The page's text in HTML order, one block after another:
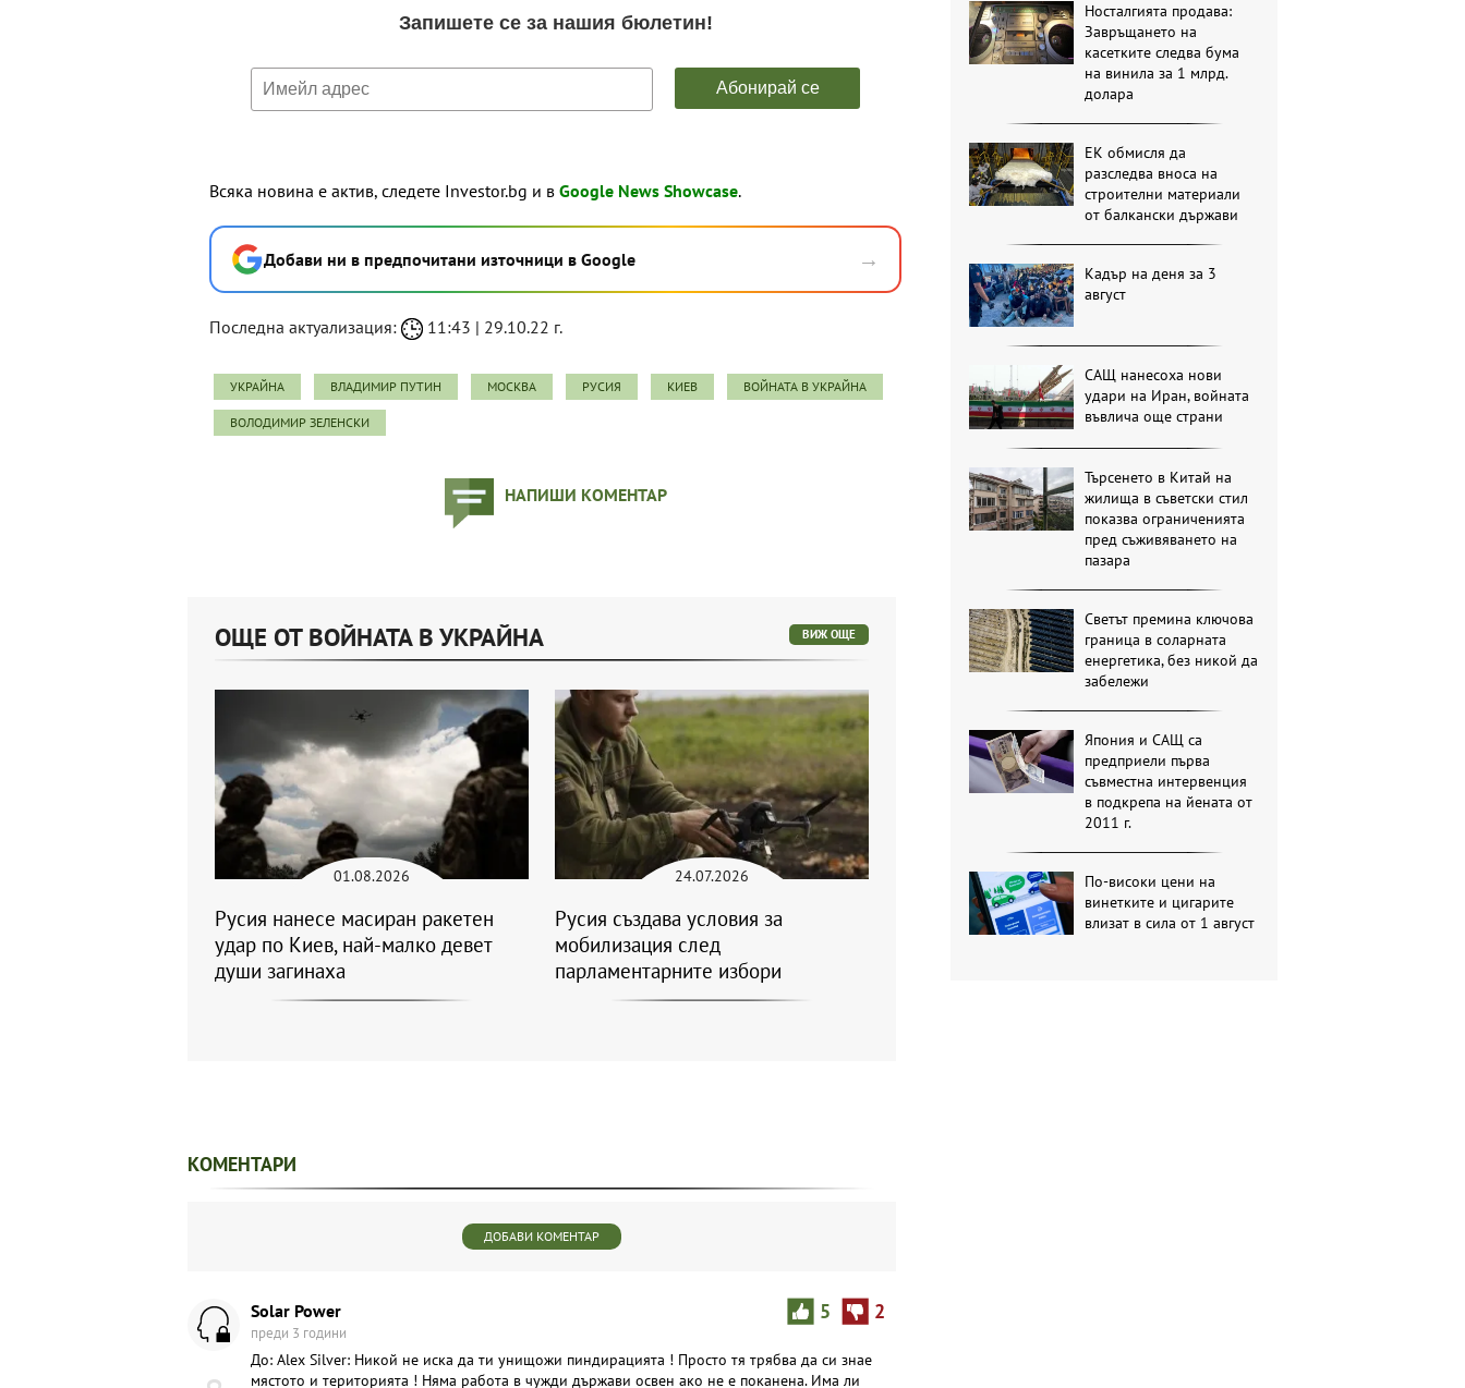
Всяка новина е актив, следете Investor.bg и в Google News Showcase.
Добави ни в предпочитани източници в Google →
Последна актуализация: 11:43 | 29.10.22 г.
УКРАЙНА ВЛАДИМИР ПУТИН МОСКВА РУСИЯ КИЕВ ВОЙНАТА В УКРАЙНА
ВОЛОДИМИР ЗЕЛЕНСКИ
НАПИШИ КОМЕНТАР
Носталгията продава:
Завръщането на
касетките следва бума
на винила за 1 млрд.
долара
ЕК обмисля да
разследва вноса на
строителни материали
от балкански държави
Кадър на деня за 3
август
САЩ нанесоха нови
удари на Иран, войната
въвлича още страни
Търсенето в Китай на
жилища в съветски стил
показва ограниченията
пред съживяването на
пазара
Светът премина ключова
граница в соларната
енергетика, без никой да
забележи
Япония и САЩ са
предприели първа
съвместна интервенция
в подкрепа на йената от
2011 г.
По-високи цени на
винетките и цигарите
влизат в сила от 1 август
ОЩЕ ОТ ВОЙНАТА В УКРАЙНА ВИЖ ОЩЕ
01.08.2026
Русия нанесе масиран ракетен
удар по Киев, най-малко девет
души загинаха
24.07.2026
Русия създава условия за
мобилизация след
парламентарните избори
КОМЕНТАРИ
ДОБАВИ КОМЕНТАР
5 2
Solar Power
преди 3 години
До: Alex Silver: Никой не иска да ти унищожи пиндирацията ! Просто тя трябва да си знае
мястото и територията ! Няма работа в чужди държави освен ако не е поканена. Има ли